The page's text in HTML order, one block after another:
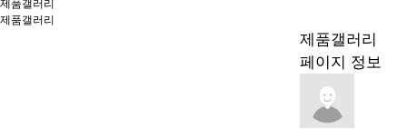
제품갤러리
제품갤러리
제품갤러리
페이지 정보